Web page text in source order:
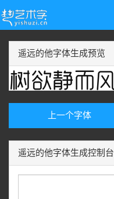
遥远的他字体生成预览
上一个字体
遥远的他字体生成控制台